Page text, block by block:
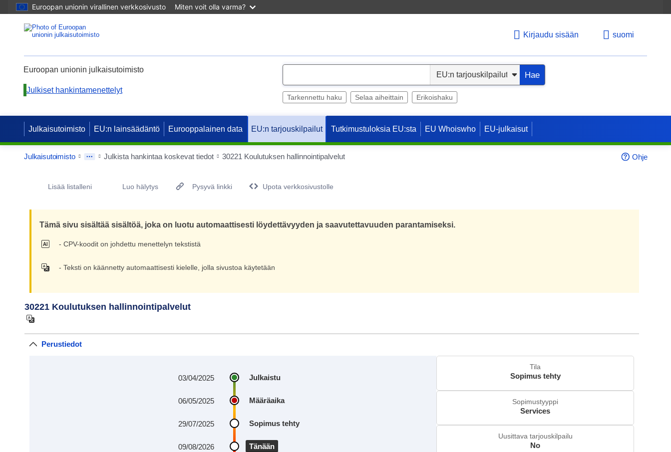
Euroopan unionin virallinen verkkosivusto Miten voit olla varma?
Kirjaudu sisään suomi
Euroopan unionin julkaisutoimisto
Julkiset hankintamenettelyt
e
Hae
Tarkennettu haku Selaa aiheittain Erikoishaku
Julkaisutoimisto EU:n lainsäädäntö Eurooppalainen data EU:n tarjouskilpailut Tutkimustuloksia EU:sta EU Whoiswho EU-julkaisut
Julkaisutoimisto Julkista hankintaa koskevat tiedot 30221 Koulutuksen hallinnointipalvelut Ohje
Lisää listalleni Luo hälytys Pysyvä linkki Upota verkkosivustolle
Tämä sivu sisältää sisältöä, joka on luotu automaattisesti löydettävyyden ja saavutettavuuden parantamiseksi.
- CPV-koodit on johdettu menettelyn tekstistä
- Teksti on käännetty automaattisesti kielelle, jolla sivustoa käytetään
30221 Koulutuksen hallinnointipalvelut
Perustiedot
Julkaistu
03/04/2025
Määräaika
06/05/2025
Sopimus tehty
29/07/2025
Tänään
09/08/2026
Tila
Sopimus tehty
Sopimustyyppi
Services
Uusittava tarjouskilpailu
No
Lähennä
Loitonna